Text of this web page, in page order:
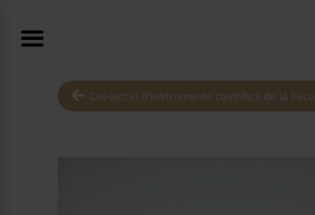
Col·lecció d’instruments científics de la